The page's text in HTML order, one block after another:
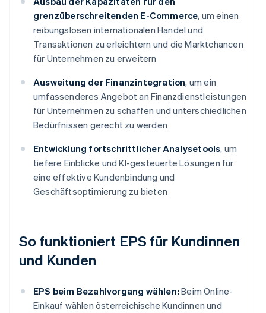
grenzüberschreitenden E-Commerce, um einen
reibungslosen internationalen Handel und
Transaktionen zu erleichtern und die Marktchancen
für Unternehmen zu erweitern
Ausweitung der Finanzintegration, um ein
umfassenderes Angebot an Finanzdienstleistungen
für Unternehmen zu schaffen und unterschiedlichen
Bedürfnissen gerecht zu werden
Entwicklung fortschrittlicher Analysetools, um
tiefere Einblicke und KI-gesteuerte Lösungen für
eine effektive Kundenbindung und
Geschäftsoptimierung zu bieten
So funktioniert EPS für Kundinnen
und Kunden
EPS beim Bezahlvorgang wählen: Beim Online-
Einkauf wählen österreichische Kundinnen und